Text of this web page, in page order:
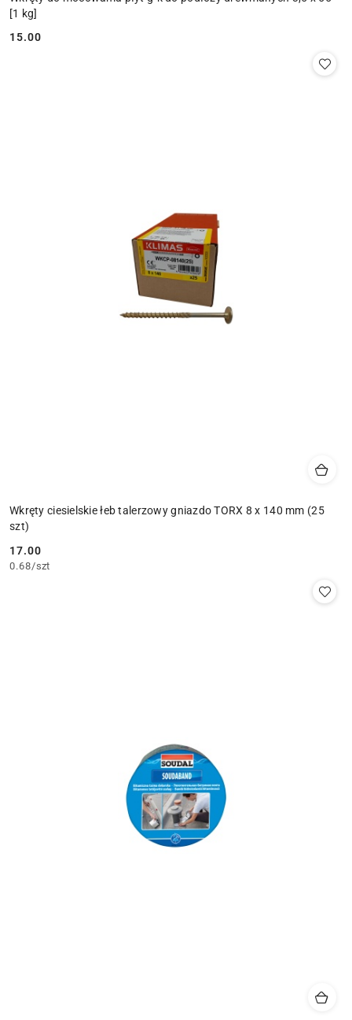
[1 kg]
Cena:
15.00
Wkręty ciesielskie łeb talerzowy gniazdo TORX 8 x 140 mm (25
szt)
Cena:
17.00
0.68/szt